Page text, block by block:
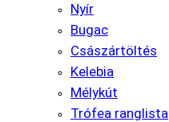
Nyír
Bugac
Császártöltés
Kelebia
Mélykút
Trófea ranglista